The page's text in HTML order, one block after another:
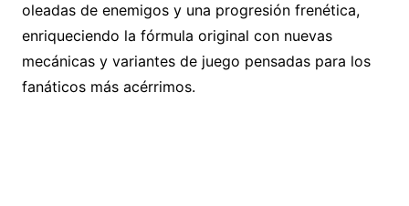
oleadas de enemigos y una progresión frenética,
enriqueciendo la fórmula original con nuevas
mecánicas y variantes de juego pensadas para los
fanáticos más acérrimos.